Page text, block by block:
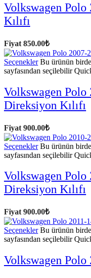
Volkswagen
Kılıfı
Fiyat 850.00₺
Seçenekler Bu ürünün
sayfasından seçilebilir
Volkswagen
Direksiyon Kılıfı
Fiyat 900.00₺
Seçenekler Bu ürünün
sayfasından seçilebilir
Volkswagen Polo
Direksiyon Kılıfı
Fiyat 900.00₺
Seçenekler Bu ürünün
sayfasından seçilebilir
Volkswagen Polo